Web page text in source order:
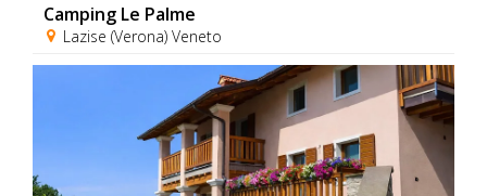
Camping Le Palme
Lazise (Verona) Veneto